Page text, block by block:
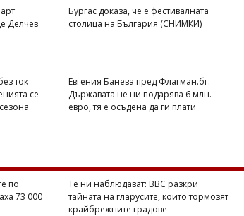
Делчев
Бургас доказа, че е фестивалната
столица на България (СНИМКИ)
ток
се
Евгения Банева пред Флагман.бг:
Държавата не ни подарява 6 млн.
евро, тя е осъдена да ги плати
по
73 000
Те ни наблюдават: BBC разкри
тайната на гларусите, които тормозят
крайбрежните градове